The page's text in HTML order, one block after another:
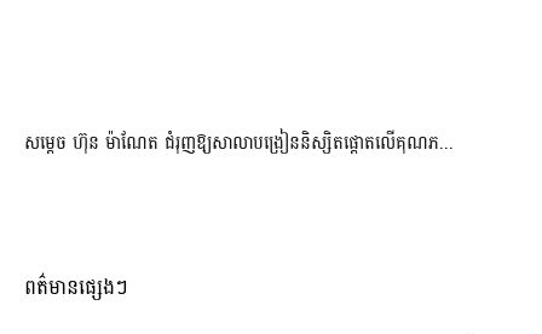
សម្តេច ហ៊ុន ម៉ាណែត ជំរុញឱ្យសាលាបង្រៀននិស្សិតផ្តោតលើគុណភ...
ពត៌មានផ្សេងៗ